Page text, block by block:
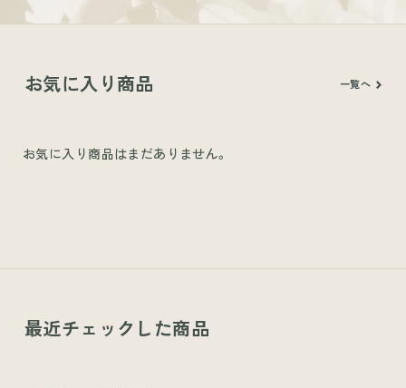
お気に入り商品 一覧へ
お気に入り商品はまだありません。
最近チェックした商品